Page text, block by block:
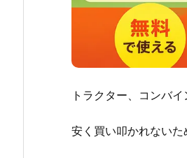
トラクター、コンバ
安く買い叩かれないた